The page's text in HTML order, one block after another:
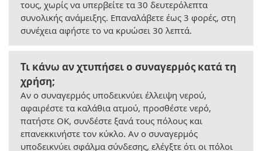
τους, χωρίς να υπερβείτε τα 30 δευτερόλεπτα
συνολικής ανάμειξης. Επαναλάβετε έως 3 φορές, στη
συνέχεια αφήστε το να κρυώσει 30 λεπτά.
Τι κάνω αν χτυπήσει ο συναγερμός κατά τη
χρήση;
Αν ο συναγερμός υποδεικνύει έλλειψη νερού,
αφαιρέστε τα καλάθια ατμού, προσθέστε νερό,
πατήστε OK, συνδέστε ξανά τους πόλους και
επανεκκινήστε τον κύκλο. Αν ο συναγερμός
υποδεικνύει σφάλμα σύνδεσης, ελέγξτε ότι οι πόλοι